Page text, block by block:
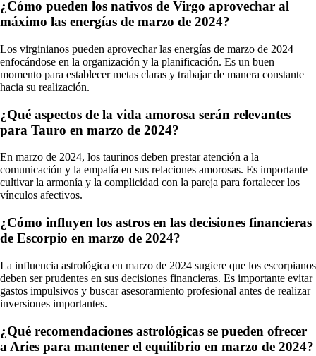
¿Cómo pueden los nativos de Virgo aprovechar al
máximo las energías de marzo de 2024?
Los virginianos pueden aprovechar las energías de marzo de 2024
enfocándose en la organización y la planificación. Es un buen
momento para establecer metas claras y trabajar de manera constante
hacia su realización.
¿Qué aspectos de la vida amorosa serán relevantes
para Tauro en marzo de 2024?
En marzo de 2024, los taurinos deben prestar atención a la
comunicación y la empatía en sus relaciones amorosas. Es importante
cultivar la armonía y la complicidad con la pareja para fortalecer los
vínculos afectivos.
¿Cómo influyen los astros en las decisiones financieras
de Escorpio en marzo de 2024?
La influencia astrológica en marzo de 2024 sugiere que los escorpianos
deben ser prudentes en sus decisiones financieras. Es importante evitar
gastos impulsivos y buscar asesoramiento profesional antes de realizar
inversiones importantes.
¿Qué recomendaciones astrológicas se pueden ofrecer
a Aries para mantener el equilibrio en marzo de 2024?